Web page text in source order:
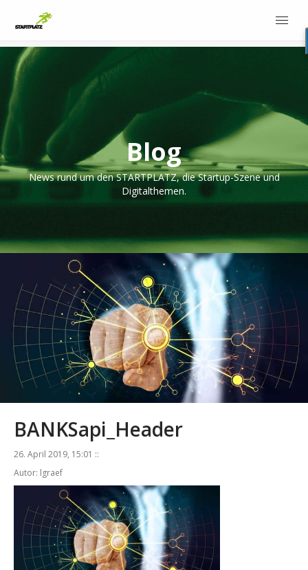
Blog
News rund um den STARTPLATZ, die Startup-Szene und
Digitalthemen.
BANKSapi_Header
26. April 2019, 15:01 ::
Autor: lgraef